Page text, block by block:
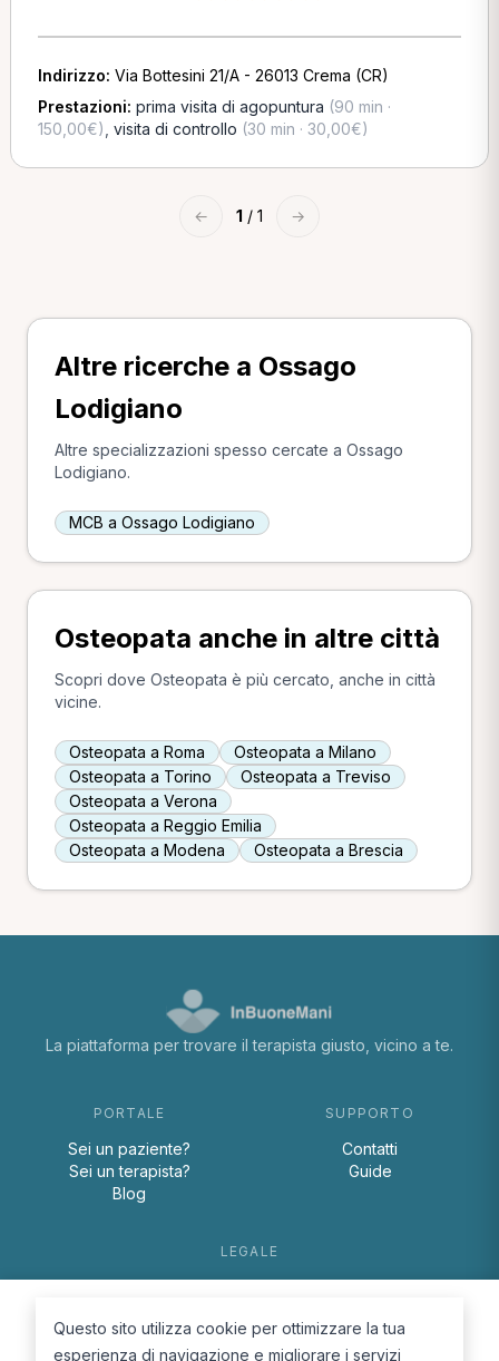
Indirizzo: Via Bottesini 21/A - 26013 Crema (CR)
Prestazioni: prima visita di agopuntura (90 min ·
150,00€) visita di controllo (30 min · 30,00€)
← 1 / 1 →
Altre ricerche a Ossago
Lodigiano
Altre specializzazioni spesso cercate a Ossago
Lodigiano.
MCB a Ossago Lodigiano
Osteopata anche in altre città
Scopri dove Osteopata è più cercato, anche in città
vicine.
Osteopata a Roma
Osteopata a Milano
Osteopata a Torino
Osteopata a Treviso
Osteopata a Verona
Osteopata a Reggio Emilia
Osteopata a Modena
Osteopata a Brescia
La piattaforma per trovare il terapista giusto, vicino a te.
PORTALE
Sei un paziente?
Sei un terapista?
Blog
SUPPORTO
Contatti
Guide
LEGALE
Cookie Policy
Questo sito utilizza cookie per ottimizzare la tua
esperienza di navigazione e migliorare i servizi